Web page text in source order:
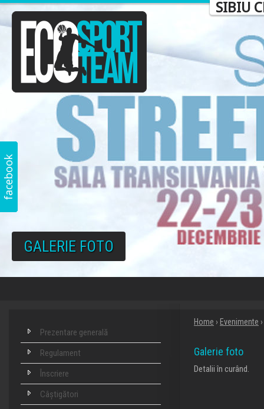
SIBIU
GALERIE FOTO
Prezentare generală
Regulament
Înscriere
Câștigători
Home › Evenimente ›
Galerie foto
Detalii în curând.